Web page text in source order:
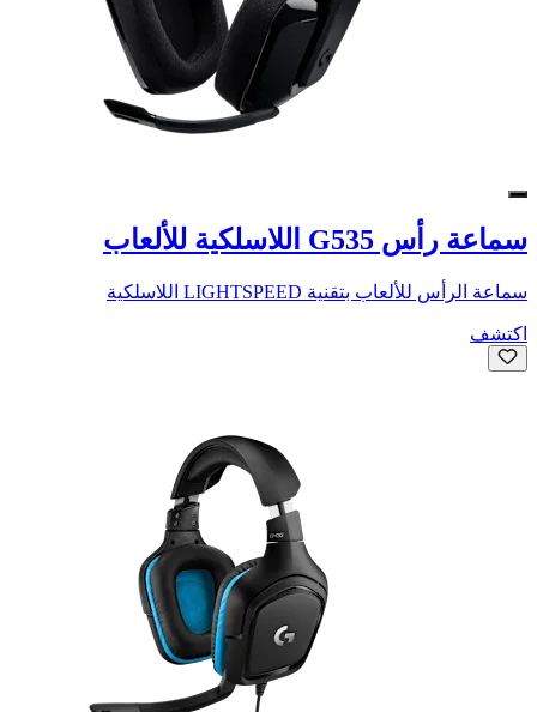
سماعة رأس G535 اللاسلكية للألعاب
سماعة الرأس للألعاب بتقنية LIGHTSPEED اللاسلكية
اكتشف